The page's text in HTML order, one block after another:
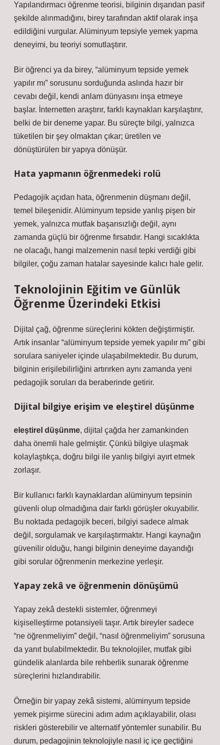
Yapılandırmacı öğrenme teorisi, bilginin dışarıdan pasif
şekilde alınmadığını, birey tarafından aktif olarak inşa
edildiğini vurgular. Alüminyum tepsiyle yemek yapma
deneyimi, bu teoriyi somutlaştırır.
Bir öğrenci ya da birey, “alüminyum tepside yemek
yapılır mı” sorusunu sorduğunda aslında hazır bir
cevabı değil, kendi anlam dünyasını inşa etmeye
başlar. İnternetten araştırır, farklı kaynakları karşılaştırır,
belki de bir deneme yapar. Bu süreçte bilgi, yalnızca
tüketilen bir şey olmaktan çıkar; üretilen ve
dönüştürülen bir yapıya dönüşür.
Hata yapmanın öğrenmedeki rolü
Pedagojik açıdan hata, öğrenmenin düşmanı değil,
temel bileşenidir. Alüminyum tepside yanlış pişen bir
yemek, yalnızca mutfak başarısızlığı değil, aynı
zamanda güçlü bir öğrenme fırsatıdır. Hangi sıcaklıkta
ne olacağı, hangi malzemenin nasıl tepki verdiği gibi
bilgiler, çoğu zaman hatalar sayesinde kalıcı hale gelir.
Teknolojinin Eğitim ve Günlük
Öğrenme Üzerindeki Etkisi
Dijital çağ, öğrenme süreçlerini kökten değiştirmiştir.
Artık insanlar “alüminyum tepside yemek yapılır mı” gibi
sorulara saniyeler içinde ulaşabilmektedir. Bu durum,
bilginin erişilebilirliğini artırırken aynı zamanda yeni
pedagojik soruları da beraberinde getirir.
Dijital bilgiye erişim ve eleştirel düşünme
eleştirel düşünme, dijital çağda her zamankinden
daha önemli hale gelmiştir. Çünkü bilgiye ulaşmak
kolaylaştıkça, doğru bilgi ile yanlış bilgiyi ayırt etmek
zorlaşır.
Bir kullanıcı farklı kaynaklardan alüminyum tepsinin
güvenli olup olmadığına dair farklı görüşler okuyabilir.
Bu noktada pedagojik beceri, bilgiyi sadece almak
değil, sorgulamak ve karşılaştırmaktır. Hangi kaynağın
güvenilir olduğu, hangi bilginin deneyime dayandığı
gibi sorular öğrenmenin merkezine yerleşir.
Yapay zekâ ve öğrenmenin dönüşümü
Yapay zekâ destekli sistemler, öğrenmeyi
kişiselleştirme potansiyeli taşır. Artık bireyler sadece
“ne öğrenmeliyim” değil, “nasıl öğrenmeliyim” sorusuna
da yanıt bulabilmektedir. Bu teknolojiler, mutfak gibi
gündelik alanlarda bile rehberlik sunarak öğrenme
süreçlerini hızlandırabilir.
Örneğin bir yapay zekâ sistemi, alüminyum tepside
yemek pişirme sürecini adım adım açıklayabilir, olası
riskleri gösterebilir ve alternatif yöntemler sunabilir. Bu
durum, pedagojinin teknolojiyle nasıl iç içe geçtiğini